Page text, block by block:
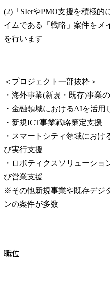
(2)「SIerやPMO支援を積極的
イムである「戦略」案件をメ
を行います
＜プロジェクト一部抜粋＞
・海外事業(新規・既存)事業
・金融領域におけるAIを活用
・新規ICT事業戦略策定支援
・スマートシティ領域におけ
び実行支援
・ロボティクスソリューショ
び営業支援
※その他新規事業や既存デジ
ンの案件が多数
職位